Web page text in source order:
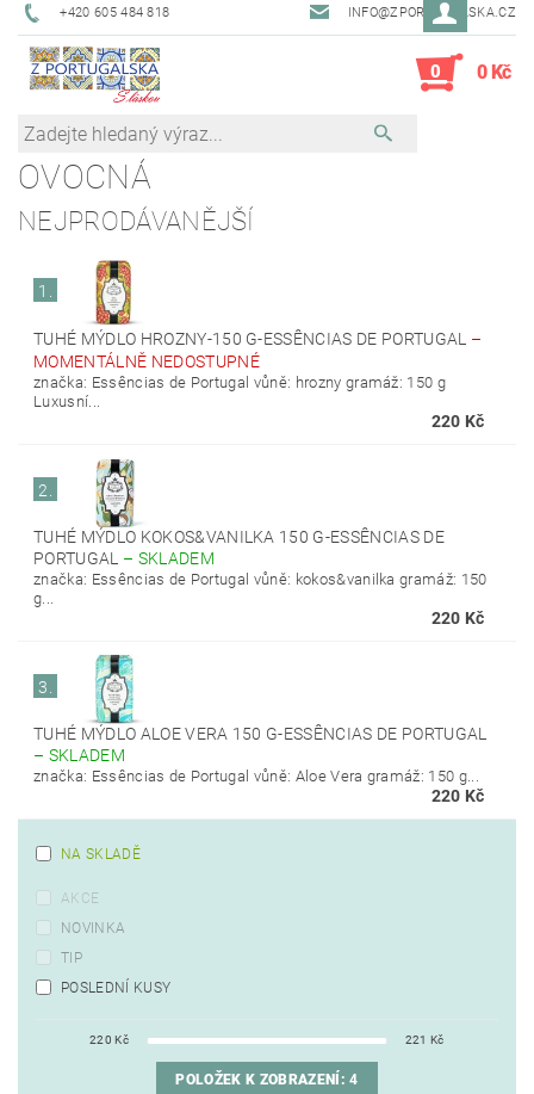
+420 605 484 818 INFO@ZPORTUGALSKA.CZ
0 0 Kč
OVOCNÁ
NEJPRODÁVANĚJŠÍ
1.
TUHÉ MÝDLO HROZNY-150 G-ESSÊNCIAS DE PORTUGAL –
MOMENTÁLNĚ NEDOSTUPNÉ
značka: Essências de Portugal vůně: hrozny gramáž: 150 g
Luxusní...
220 Kč
2.
TUHÉ MÝDLO KOKOS&VANILKA 150 G-ESSÊNCIAS DE
PORTUGAL – SKLADEM
značka: Essências de Portugal vůně: kokos&vanilka gramáž: 150
g...
220 Kč
3.
TUHÉ MÝDLO ALOE VERA 150 G-ESSÊNCIAS DE PORTUGAL
– SKLADEM
značka: Essências de Portugal vůně: Aloe Vera gramáž: 150 g...
220 Kč
NA SKLADĚ
AKCE
NOVINKA
TIP
POSLEDNÍ KUSY
220 Kč 221 Kč
POLOŽEK K ZOBRAZENÍ:4